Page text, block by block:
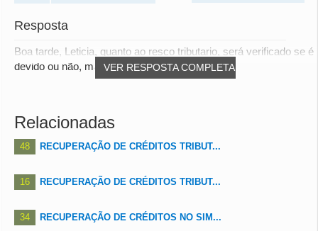
Resposta
VER RESPOSTA COMPLETA
Boa tarde, Leticia, quanto ao resco tributario, será verificado se é
devido ou não, mas o mais rapid...
Relacionadas
48 RECUPERAÇÃO DE CRÉDITOS TRIBUT...
16 RECUPERAÇÃO DE CRÉDITOS TRIBUT...
34 RECUPERAÇÃO DE CRÉDITOS NO SIM...